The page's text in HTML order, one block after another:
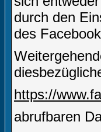
durch den
des
https://
abrufbaren